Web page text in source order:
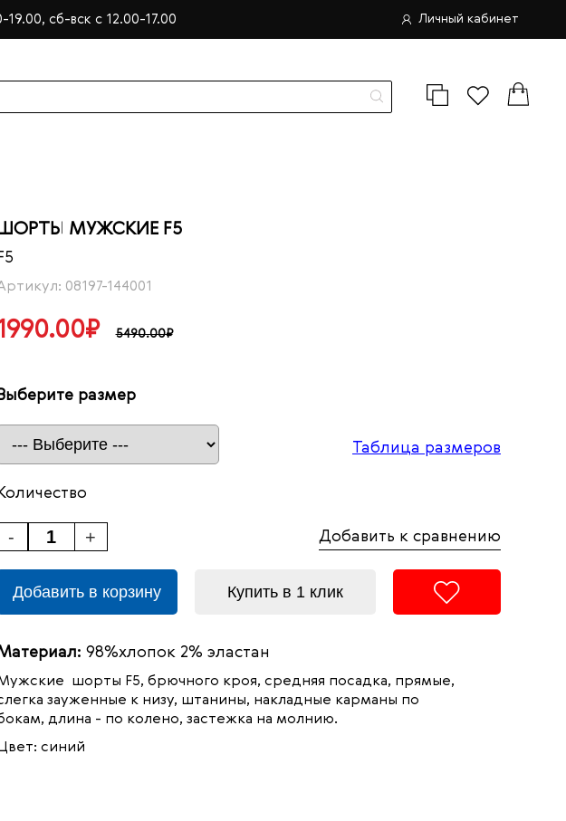
сб-вск с 12.00-17.00 Личный кабинет
МУЖСКИЕ F5
F5
08197-144001
5490.00₽
Выберите размер
Таблица размеров
Количество
+
- Добавить к сравнению
Добавить в корзину Купить в 1 клик
98%хлопок 2% эластан
шорты F5, брючного кроя, средняя посадка, прямые,
зауженные к низу, штанины, накладные карманы по
длина - по колено, застежка на молнию.
Цвет: синий